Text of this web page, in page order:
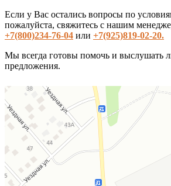
Если у Вас остались вопросы по
пожалуйста, свяжитесь с нашим
+7(800)234-76-04 или +7(925)819-02-20.
Мы всегда готовы помочь и выслушать
предложения.